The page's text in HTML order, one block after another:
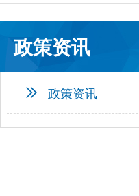
资源互通聚
企帮商学院 ·
山西省中小
山西省中小
政策资讯
政策资讯